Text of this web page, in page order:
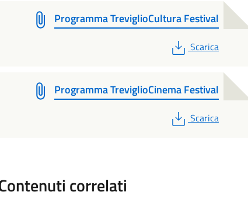
Programma TreviglioCultura Festival
PDF
Scarica
Programma TreviglioCinema Festival
PDF
Scarica
correlati